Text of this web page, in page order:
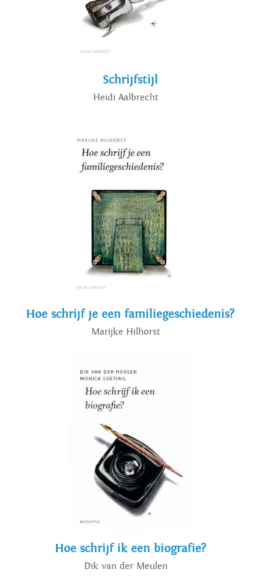
Schrijfstijl
Heidi Aalbrecht
Hoe schrijf je een familiegeschiedenis?
Marijke Hilhorst
Hoe schrijf ik een biografie?
Dik van der Meulen